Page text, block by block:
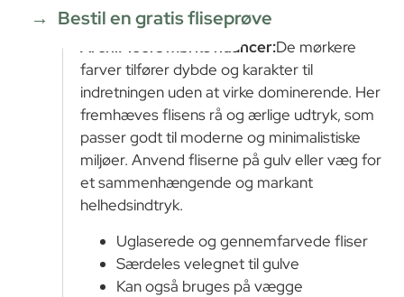
÷
1.12m²
767.82
767.82
DKK
Bestil en gratis fliseprøve
til vægflader.
ArchiFloors mørke nuancer:De mørkere
farver tilfører dybde og karakter til
indretningen uden at virke dominerende. Her
fremhæves flisens rå og ærlige udtryk, som
passer godt til moderne og minimalistiske
miljøer. Anvend fliserne på gulv eller væg for
et sammenhængende og markant
helhedsindtryk.
Uglaserede og gennemfarvede fliser
Særdeles velegnet til gulve
Kan også bruges på vægge